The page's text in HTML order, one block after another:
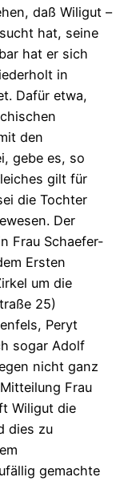
daß Wiligut –
hat, seine
hat er sich
in
Dafür etwa,
den
gebe es, so
gilt für
die Tochter
Der
Frau Schaefer-
Ersten
um die
25)
Peryt
sogar Adolf
nicht ganz
Frau
Wiligut die
dies zu
gemachte